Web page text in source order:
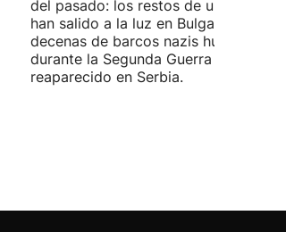
del pasado: los restos de un mamut
han salido a la luz en Bulgaria y
decenas de barcos nazis hundidos
durante la Segunda Guerra Mundial
reaparecido en Serbia.